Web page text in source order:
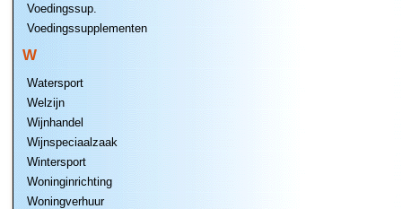
Voedingssup.
Voedingssupplementen
W
Watersport
Welzijn
Wijnhandel
Wijnspeciaalzaak
Wintersport
Woninginrichting
Woningverhuur